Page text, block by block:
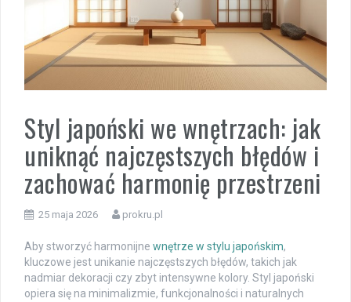
Styl japoński we wnętrzach: jak
uniknąć najczęstszych błędów i
zachować harmonię przestrzeni
25 maja 2026 prokru.pl
Aby stworzyć harmonijne wnętrze w stylu japońskim,
kluczowe jest unikanie najczęstszych błędów, takich jak
nadmiar dekoracji czy zbyt intensywne kolory. Styl japoński
opiera się na minimalizmie, funkcjonalności i naturalnych